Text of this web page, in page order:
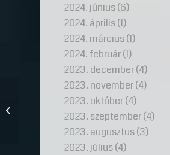
2024. június(6)
2024. április(1)
2024. március(1)
2024. február(1)
2023. december(4)
2023. november(4)
2023. október(4)
2023. szeptember(4)
2023. augusztus(3)
2023. július(4)
Tűz a gyémántban